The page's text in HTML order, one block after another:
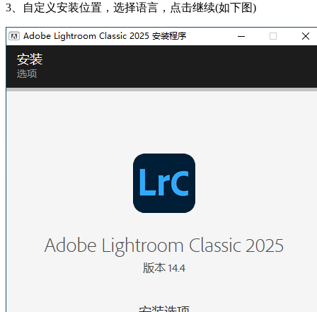
3、自定义安装位置，选择语言，点击继续(如下图)